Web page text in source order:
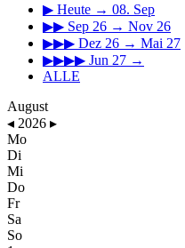
▶ Heute → 08. Sep
▶▶ Sep 26 → Nov 26
▶▶▶ Dez 26 → Mai 27
▶▶▶▶ Jun 27 →
ALLE
August
◂ 2026 ▸
Mo
Di
Mi
Do
Fr
Sa
So